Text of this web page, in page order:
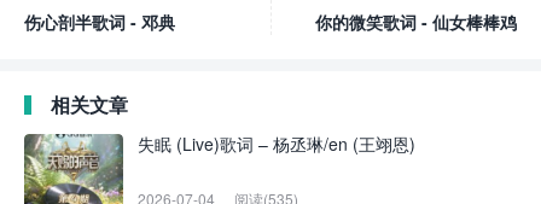
伤心剖半歌词 - 邓典
你的微笑歌词 - 仙女棒棒鸡
相关文章
失眠 (Live)歌词 – 杨丞琳/en (王翊恩)
2026-07-04 阅读(535)